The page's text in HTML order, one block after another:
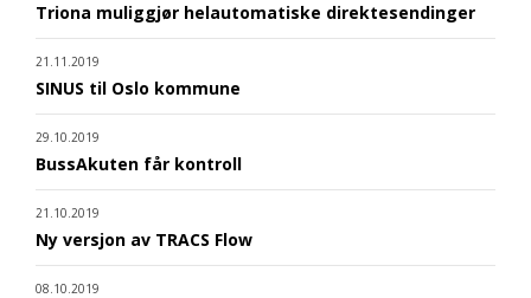
Triona muliggjør helautomatiske direktesendinger
21.11.2019
SINUS til Oslo kommune
29.10.2019
BussAkuten får kontroll
21.10.2019
Ny versjon av TRACS Flow
08.10.2019